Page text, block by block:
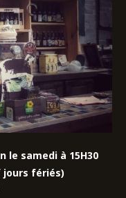
le samedi à 15H30
jours fériés)